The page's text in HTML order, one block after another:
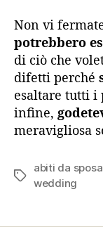
Non vi
potrebbero
di ciò che
difetti perché
esaltare tutti i
infine,
meravigliosa
Tag
abiti da sposa
wedding